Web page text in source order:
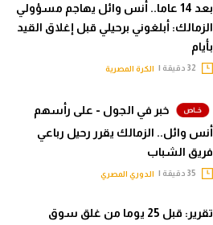
بعد 14 عاما.. أنس وائل يهاجم مسؤولي
الزمالك: أبلغوني برحيلي قبل إغلاق القيد
بأيام
الكرة المصرية
خبر في الجول - على رأسهم
أنس وائل.. الزمالك يقرر رحيل رباعي
فريق الشباب
الدوري المصري
تقرير: قبل 25 يوما من غلق سوق